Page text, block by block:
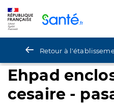
Retour à
Ehpad
cesaire -